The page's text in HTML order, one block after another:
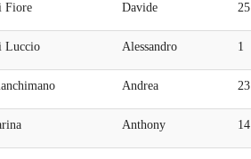
Fiore Davide 25
Luccio Alessandro 1
Andrea 23
Anthony 14